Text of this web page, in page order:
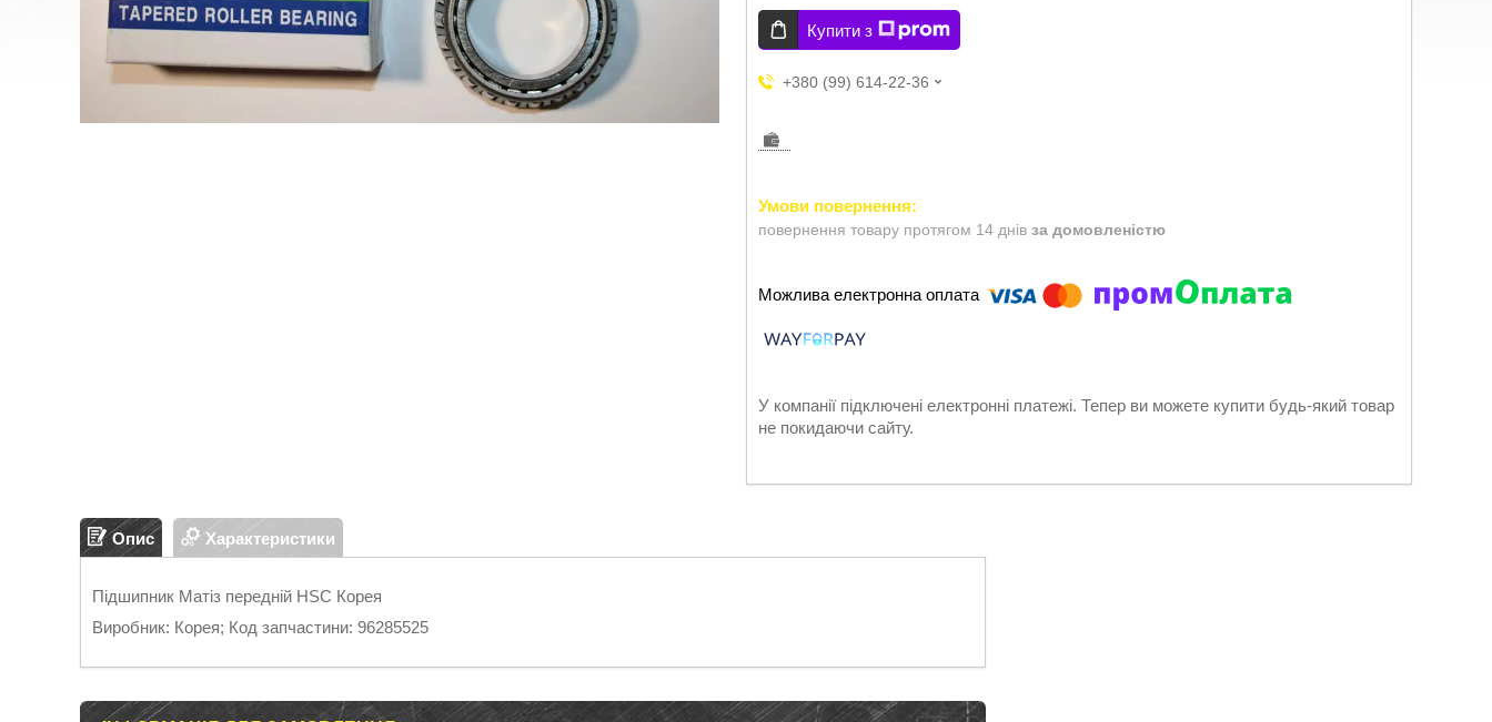
Купити з
+380 (99) 614-22-36
повернення товару протягом 14 днів за домовленістю
У компанії підключені електронні платежі. Тепер ви можете купити будь-який товар
не покидаючи сайту.
Опис Характеристики
Підшипник Матіз передній HSC Корея
Виробник: Корея; Код запчастини: 96285525